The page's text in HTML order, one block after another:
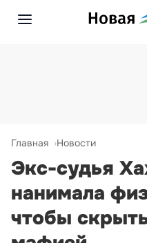
Главная Новости
Экс-судья
нанимала
чтобы